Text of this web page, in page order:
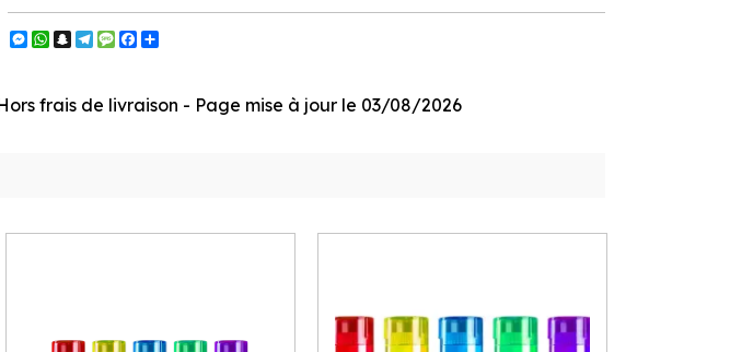
Messenger
WhatsApp
Snapchat
Telegram
Message
Facebook
frais de livraison - Page mise à jour le 03/08/2026